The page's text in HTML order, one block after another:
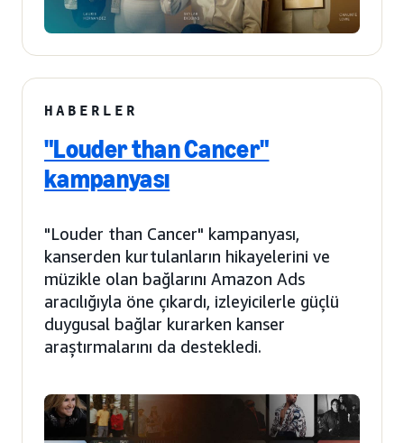
HABERLER
"Louder than Cancer"
kampanyası
"Louder than Cancer" kampanyası,
kanserden kurtulanların hikayelerini ve
müzikle olan bağlarını Amazon Ads
aracılığıyla öne çıkardı, izleyicilerle güçlü
duygusal bağlar kurarken kanser
araştırmalarını da destekledi.